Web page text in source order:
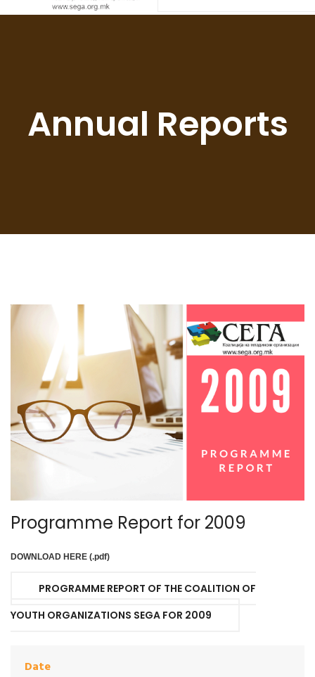
Annual Reports
Programme Report for 2009
DOWNLOAD HERE (.pdf)
PROGRAMME REPORT OF THE COALITION OF
YOUTH ORGANIZATIONS SEGA FOR 2009
Date